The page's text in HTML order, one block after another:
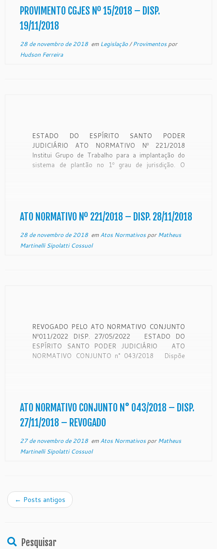
PROVIMENTO CGJES Nº 15/2018 – DISP.
19/11/2018
28 de novembro de 2018em Legislação/Provimentospor
Hudson Ferreira
ESTADO DO ESPÍRITO SANTO PODER
JUDICIÁRIO ATO NORMATIVO Nº 221/2018
Institui Grupo de Trabalho para a implantação do
sistema de plantão no 1º grau de jurisdição. O
ATO NORMATIVO Nº 221/2018 – DISP. 28/11/2018
28 de novembro de 2018em Atos NormativosporMatheus
Martinelli Sipolatti Cossuol
REVOGADO PELO ATO NORMATIVO CONJUNTO
Nº011/2022 DISP. 27/05/2022 ESTADO DO
ESPÍRITO SANTO PODER JUDICIÁRIO ATO
NORMATIVO CONJUNTO n° 043/2018 Dispõe
LUIZ TEIXEIRA GAMA, […]
ATO NORMATIVO CONJUNTO N° 043/2018 – DISP.
27/11/2018 – REVOGADO
27 de novembro de 2018em Atos NormativosporMatheus
Martinelli Sipolatti Cossuol
← Posts antigos
Pesquisar